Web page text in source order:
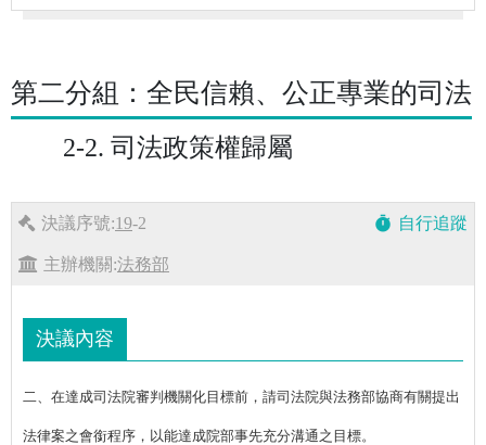
第二分組：全民信賴、公正專業的司法
2-2. 司法政策權歸屬
決議序號:19-2 timer 自行追蹤
主辦機關:法務部
決議內容
二、在達成司法院審判機關化目標前，請司法院與法務部協商有關提出
法律案之會銜程序，以能達成院部事先充分溝通之目標。